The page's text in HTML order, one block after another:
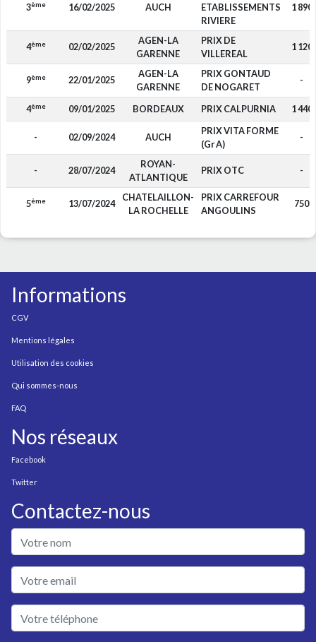
3ème 16/02/2025 AUCH
ETABLISSEMENTS
RIVIERE
1 890
4ème 02/02/2025
AGEN-LA
GARENNE
PRIX DE
VILLEREAL
1 120
9ème 22/01/2025
AGEN-LA
GARENNE
PRIX GONTAUD
DE NOGARET
-
4ème 09/01/2025 BORDEAUX PRIX CALPURNIA 1 440
- 02/09/2024 AUCH
PRIX VITA FORME
(Gr A)
-
- 28/07/2024
ROYAN-
ATLANTIQUE
PRIX OTC -
5ème 13/07/2024
CHATELAILLON-
LA ROCHELLE
PRIX CARREFOUR
ANGOULINS
750
Informations
CGV
Mentions légales
Utilisation des cookies
Qui sommes-nous
FAQ
Nos réseaux
Facebook
Twitter
Contactez-nous